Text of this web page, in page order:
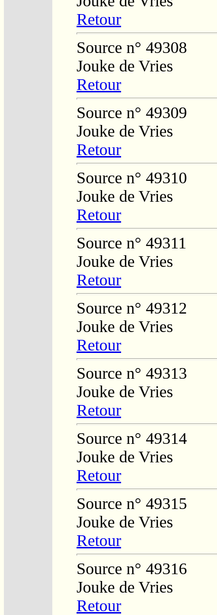
Retour
Source n° 49308
Jouke de Vries
Retour
Source n° 49309
Jouke de Vries
Retour
Source n° 49310
Jouke de Vries
Retour
Source n° 49311
Jouke de Vries
Retour
Source n° 49312
Jouke de Vries
Retour
Source n° 49313
Jouke de Vries
Retour
Source n° 49314
Jouke de Vries
Retour
Source n° 49315
Jouke de Vries
Retour
Source n° 49316
Jouke de Vries
Retour